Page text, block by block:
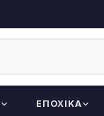
ΕΠΟΧΙΚΆ